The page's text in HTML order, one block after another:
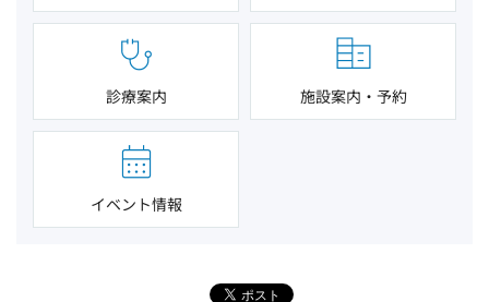
診療案内 施設案内・予約
イベント情報